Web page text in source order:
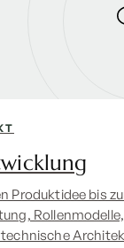
Produktidee bis
technische